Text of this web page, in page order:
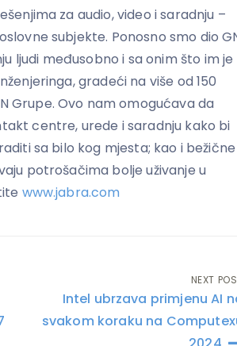
za audio, video i saradnju –
subjekte. Ponosno smo dio
ljudi međusobno i sa onim što im je
gradeći na više od 150
Grupe. Ovo nam omogućava da
centre, urede i saradnju kako bi
sa bilo kog mjesta; kao i bežične
potrošačima bolje uživanje u
www.jabra.com
NEXT
Intel ubrzava primjenu AI
svakom koraku na